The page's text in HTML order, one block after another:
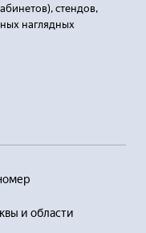
стендов,
наглядных
и области